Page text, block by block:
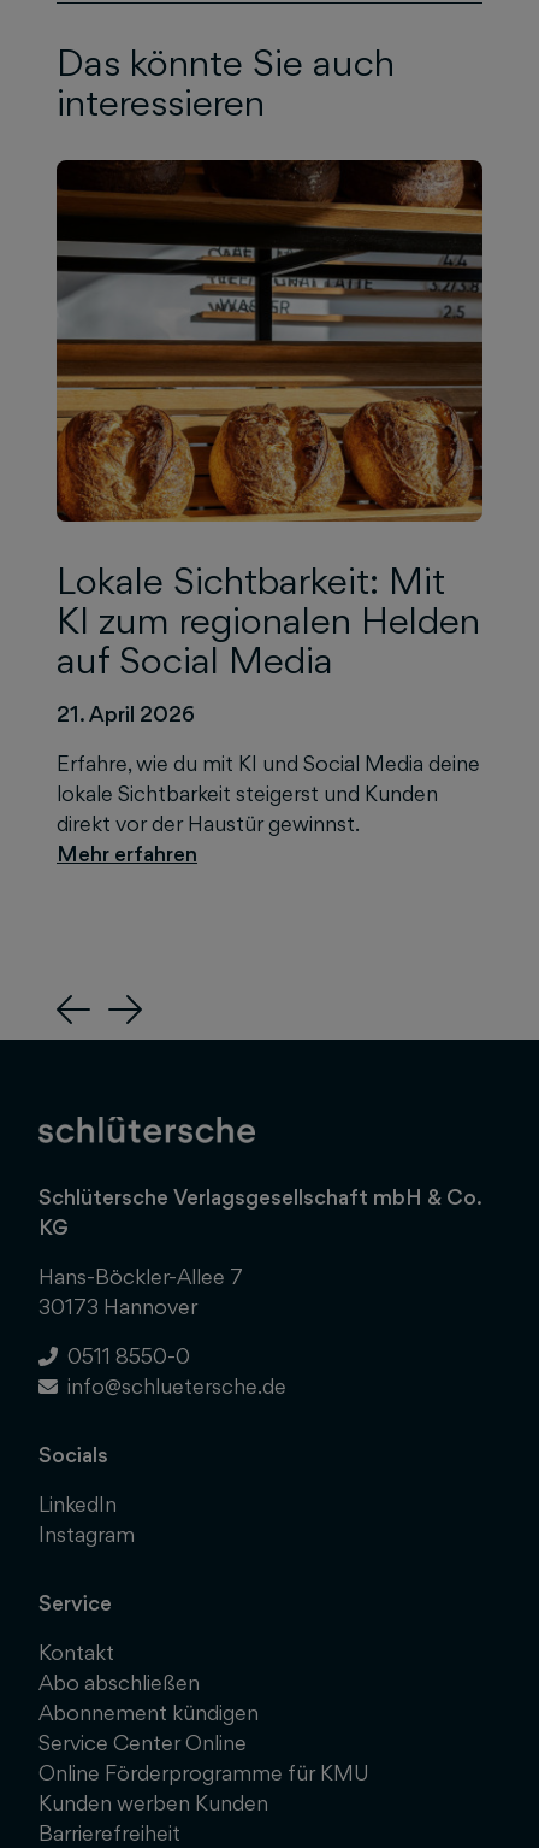
Das könnte Sie auch
interessieren
Lokale Sichtbarkeit: Mit
KI zum regionalen Helden
auf Social Media
21. April 2026
Erfahre, wie du mit KI und Social Media deine
lokale Sichtbarkeit steigerst und Kunden
direkt vor der Haustür gewinnst.
Previous
Next
Schlütersche Verlagsgesellschaft mbH & Co.
KG
Hans-Böckler-Allee 7
30173 Hannover
0511 8550-0
info@schluetersche.de
Socials
LinkedIn
Instagram
Service
Kontakt
Abo abschließen
Abonnement kündigen
Service Center Online
Online Förderprogramme für KMU
Kunden werben Kunden
Barrierefreiheit